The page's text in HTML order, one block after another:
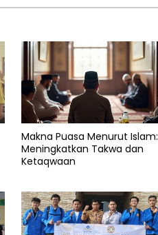
Makna Puasa Menurut Islam:
Meningkatkan Takwa dan
Ketaqwaan